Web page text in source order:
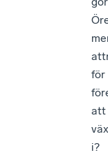
för
att
i?